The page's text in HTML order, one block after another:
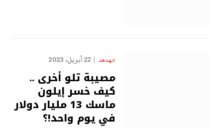
الهدهد 22 أبريل، 2023
مصيبة تلو أخرى ..
كيف خسر إيلون
ماسك 13 مليار دولار
في يوم واحد!؟